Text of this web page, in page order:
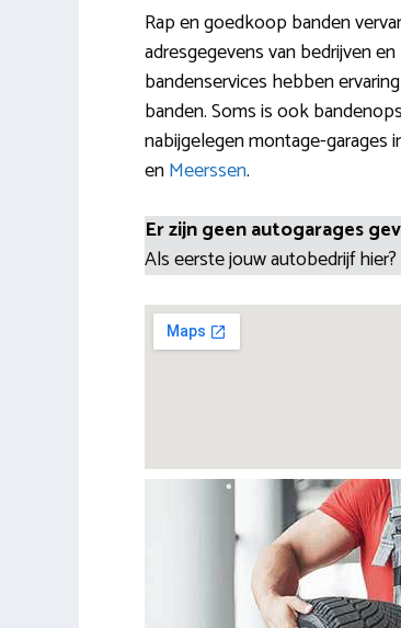
Rap en goedkoop banden
adresgegevens van bedrijven
bandenservices hebben
banden. Soms is ook
nabijgelegen montage-garages
enMeerssen.
Er zijn geen autogarages
Als eerste jouw autobedrijf hier?